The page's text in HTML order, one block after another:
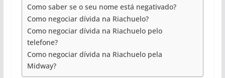
Como saber se o seu nome está negativado?
Como negociar dívida na Riachuelo?
Como negociar dívida na Riachuelo pelo
telefone?
Como negociar dívida na Riachuelo pela
Midway?